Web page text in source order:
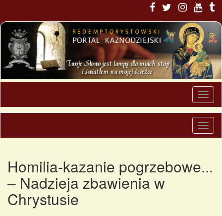
Homilia-kazanie pogrzebowe...
– Nadzieja zbawienia w
Chrystusie